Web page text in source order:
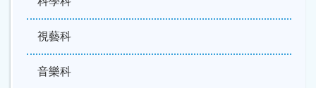
視藝科
音樂科